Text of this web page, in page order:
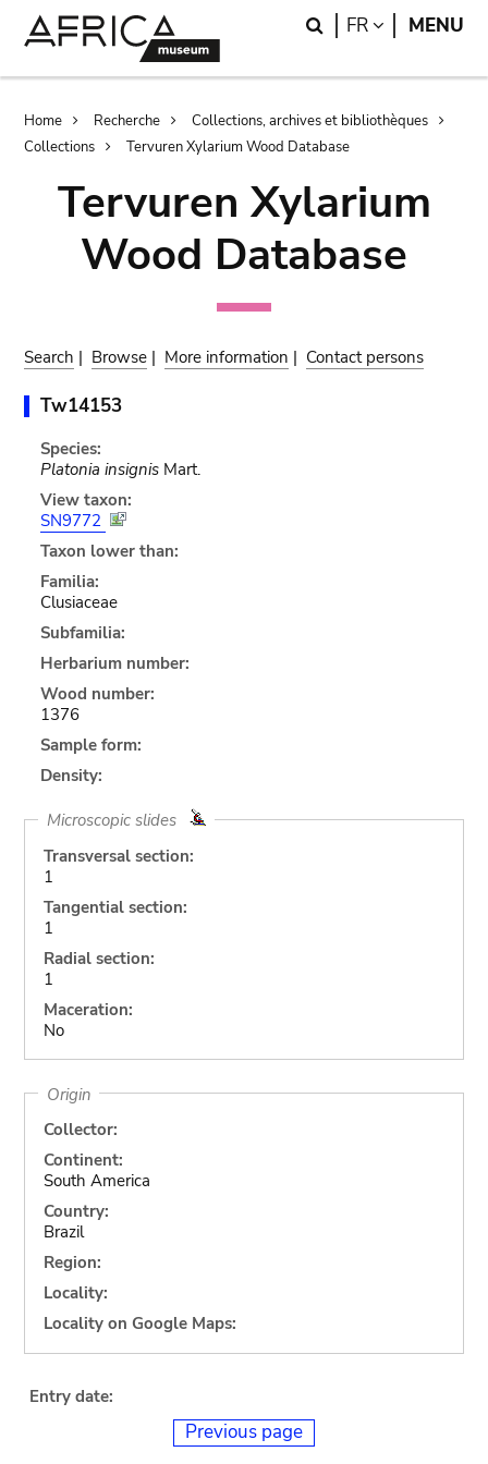
Search
FR LANGUAGE
MENU
Breadcrumb
Home Recherche
Collections, archives et bibliothèques
Collections
Tervuren Xylarium Wood Database
Tervuren Xylarium
Wood Database
Search | Browse | More information | Contact persons
Tw14153
Species:
Platonia insignisMart.
View taxon:
SN9772
Taxon lower than:
Familia:
Clusiaceae
Subfamilia:
Herbarium number:
Wood number:
1376
Sample form:
Density:
Microscopic slides
Transversal section:
1
Tangential section:
1
Radial section:
1
Maceration:
No
Origin
Collector:
Continent:
South America
Country:
Brazil
Region:
Locality:
Locality on Google Maps:
Entry date:
Previous page